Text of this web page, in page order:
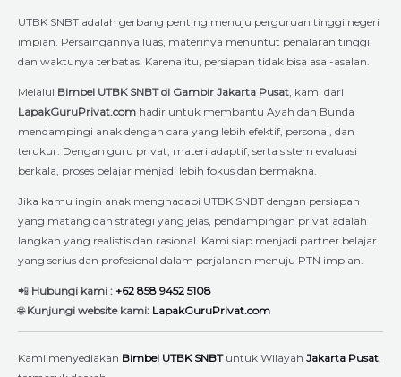
UTBK SNBT adalah gerbang penting menuju perguruan tinggi negeri
impian. Persaingannya luas, materinya menuntut penalaran tinggi,
dan waktunya terbatas. Karena itu, persiapan tidak bisa asal-asalan.
Melalui Bimbel UTBK SNBT di Gambir Jakarta Pusat , kami dari
LapakGuruPrivat.com hadir untuk membantu Ayah dan Bunda
mendampingi anak dengan cara yang lebih efektif, personal, dan
terukur. Dengan guru privat, materi adaptif, serta sistem evaluasi
berkala, proses belajar menjadi lebih fokus dan bermakna.
Jika kamu ingin anak menghadapi UTBK SNBT dengan persiapan
yang matang dan strategi yang jelas, pendampingan privat adalah
langkah yang realistis dan rasional. Kami siap menjadi partner belajar
yang serius dan profesional dalam perjalanan menuju PTN impian.
📲 Hubungi kami : +62 858 9452 5108
🌐Kunjungi website kami: LapakGuruPrivat.com
Kami menyediakan Bimbel UTBK SNBTuntuk Wilayah Jakarta Pusat